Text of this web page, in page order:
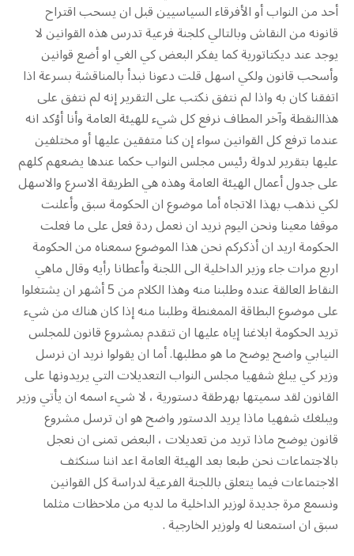
أحد من النواب أو الأفرقاء السياسيين قبل ان يسحب اقتراح
قانونه من النقاش وبالتالي كلجنة فرعية تدرس هذه القوانين لا
يوجد عند ديكتاتورية كما يفكر البعض كي الغي او أضع قوانين
وأسحب قانون ولكي اسهل قلت دعونا نبدأ بالمناقشة بسرعة اذا
اتفقنا كان به واذا لم نتفق نكتب على التقرير إنه لم نتفق على
هذاالنقطة وآخر المطاف نرفع كل شيء للهيئة العامة وأنا أؤكد انه
عندما ترفع كل القوانين سواء إن كنا متفقين عليها أو مختلفين
عليها بتقرير لدولة رئيس مجلس النواب حكما عندها يضعهم كلهم
على جدول أعمال الهيئة العامة وهذه هي الطريقة الاسرع والاسهل
لكي نذهب بهذا الاتجاه أما موضوع ان الحكومة سبق وأعلنت
موقفا معينا ونحن اليوم نريد ان نعمل ردة فعل على ما فعلت
الحكومة اريد ان أذكركم نحن هذا الموضوع سمعناه من الحكومة
اربع مرات جاء وزير الداخلية الى اللجنة وأعطانا رأيه وقال ماهي
النقاط العالقة عنده وطلبنا منه وهذا الكلام من 5 أشهر ان يشتغلوا
على موضوع البطاقة الممغنطة وطلبنا منه إذا كان هناك من شيء
تريد الحكومة ابلاغنا إياه عليها ان تتقدم بمشروع قانون للمجلس
النيابي واضح يوضح ما هو مطلبها. أما ان يقولوا نريد ان نرسل
وزير كي يبلغ شفهيا مجلس النواب التعديلات التي يريدونها على
القانون لقد سميتها بهرطقة دستورية ، لا شيء اسمه ان يأتي وزير
ويبلغك شفهيا ماذا يريد الدستور واضح هو ان ترسل مشروع
قانون يوضح ماذا تريد من تعديلات ، البعض تمنى ان نعجل
بالاجتماعات نحن طبعا بعد الهيئة العامة اعد اننا سنكثف
الاجتماعات فيما يتعلق باللجنة الفرعية لدراسة كل القوانين
ونسمع مرة جديدة لوزير الداخلية ما لديه من ملاحظات مثلما
سبق ان استمعنا له ولوزير الخارجية .